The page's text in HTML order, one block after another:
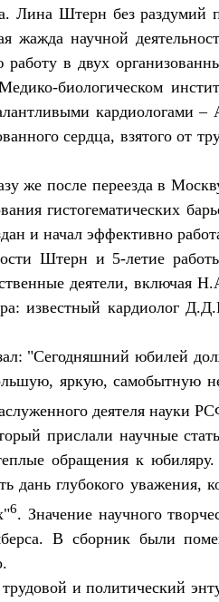
Штерн без раздумий
жажда научной
работу в двух
биологическом
кардиологами
сердца, взятого
же после переезда в
гистогематических
и начал эффективно
Штерн и 5-летие
деятели, включая
известный кардиолог
"Сегодняшний юбилей
яркую, самобытную
деятеля науки
прислали научные
обращения к
дань глубокого
6. Значение научного
В сборник были
и политический